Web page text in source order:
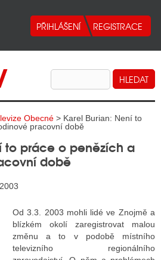
Obecné > Karel Burian: Není to
pracovní době
to práce o penězích a
době
Od 3.3. 2003 mohli lidé ve Znojmě a
blízkém okolí zaregistrovat malou
změnu a to v podobě místního
televizního regionálního